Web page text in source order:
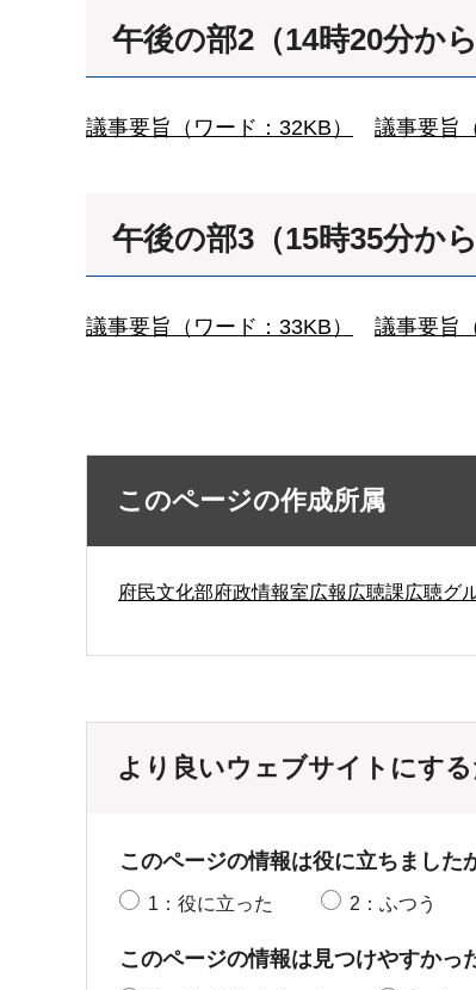
午後の部2（14時20分から
議事要旨（ワード：32KB） 議事要旨
午後の部3（15時35分から
議事要旨（ワード：33KB） 議事要旨
このページの作成所属
府民文化部府政情報室広報広聴課広聴グ
より良いウェブサイトにす
このページの情報は役に立ちました
1：役に立った 2：ふつう
このページの情報は見つけやすかっ